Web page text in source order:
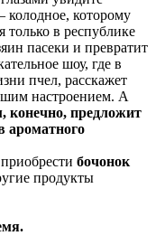
которому
только в республике
пасеки и превратит
шоу, где в
пчел, расскажет
настроением. А
конечно, предложит
ароматного
бочонок
продукты